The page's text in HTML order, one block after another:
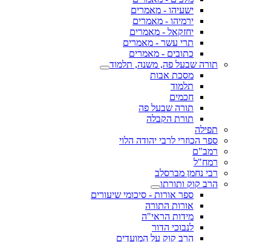
ישעיהו - מאמרים
ירמיהו - מאמרים
יחזקאל - מאמרים
תרי עשר - מאמרים
כתובים - מאמרים
תורה שבעל פה, משנה, תלמוד
מסכת אבות
תלמוד
חכמים
תורה שבעל פה
תורת הקבלה
תפילה
ספר הכוזרי לרבי יהודה הלוי
רמב"ם
רמח"ל
רבי נחמן מברסלב
הרב קוק ותורתו
ספר אורות - סיכומי שיעורים
אורות התורה
מידות הראי"ה
לנבוכי הדור
הרב קוק על המועדים